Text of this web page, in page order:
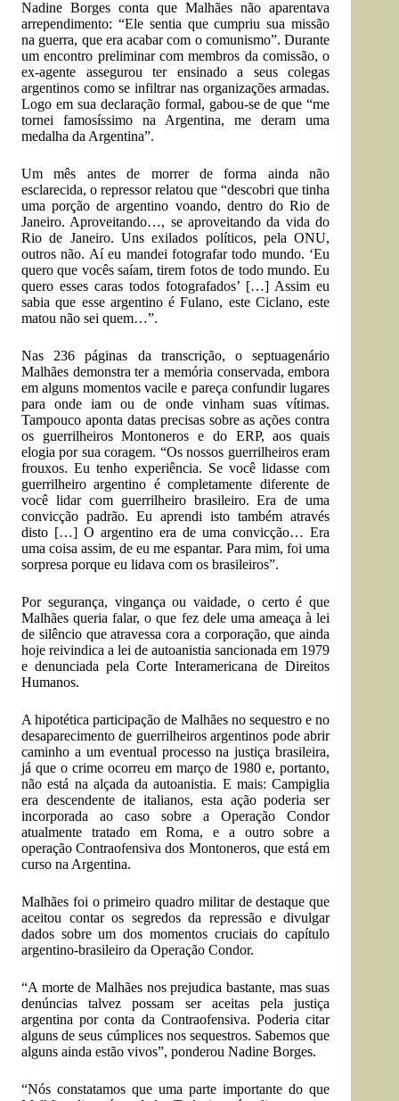
Nadine Borges conta que Malhães não aparentava
arrependimento: “Ele sentia que cumpriu sua missão
na guerra, que era acabar com o comunismo”. Durante
um encontro preliminar com membros da comissão, o
ex-agente assegurou ter ensinado a seus colegas
argentinos como se infiltrar nas organizações armadas.
Logo em sua declaração formal, gabou-se de que “me
tornei famosíssimo na Argentina, me deram uma
medalha da Argentina”.
Um mês antes de morrer de forma ainda não
esclarecida, o repressor relatou que “descobri que tinha
uma porção de argentino voando, dentro do Rio de
Janeiro. Aproveitando…, se aproveitando da vida do
Rio de Janeiro. Uns exilados políticos, pela ONU,
outros não. Aí eu mandei fotografar todo mundo. ‘Eu
quero que vocês saíam, tirem fotos de todo mundo. Eu
quero esses caras todos fotografados’ […] Assim eu
sabia que esse argentino é Fulano, este Ciclano, este
matou não sei quem…”.
Nas 236 páginas da transcrição, o septuagenário
Malhães demonstra ter a memória conservada, embora
em alguns momentos vacile e pareça confundir lugares
para onde iam ou de onde vinham suas vítimas.
Tampouco aponta datas precisas sobre as ações contra
os guerrilheiros Montoneros e do ERP, aos quais
elogia por sua coragem. “Os nossos guerrilheiros eram
frouxos. Eu tenho experiência. Se você lidasse com
guerrilheiro argentino é completamente diferente de
você lidar com guerrilheiro brasileiro. Era de uma
convicção padrão. Eu aprendi isto também através
disto […] O argentino era de uma convicção… Era
uma coisa assim, de eu me espantar. Para mim, foi uma
sorpresa porque eu lidava com os brasileiros”.
Por segurança, vingança ou vaidade, o certo é que
Malhães queria falar, o que fez dele uma ameaça à lei
de silêncio que atravessa cora a corporação, que ainda
hoje reivindica a lei de autoanistia sancionada em 1979
e denunciada pela Corte Interamericana de Direitos
Humanos.
A hipotética participação de Malhães no sequestro e no
desaparecimento de guerrilheiros argentinos pode abrir
caminho a um eventual processo na justiça brasileira,
já que o crime ocorreu em março de 1980 e, portanto,
não está na alçada da autoanistia. E mais: Campiglia
era descendente de italianos, esta ação poderia ser
incorporada ao caso sobre a Operação Condor
atualmente tratado em Roma, e a outro sobre a
operação Contraofensiva dos Montoneros, que está em
curso na Argentina.
Malhães foi o primeiro quadro militar de destaque que
aceitou contar os segredos da repressão e divulgar
dados sobre um dos momentos cruciais do capítulo
argentino-brasileiro da Operação Condor.
“A morte de Malhães nos prejudica bastante, mas suas
denúncias talvez possam ser aceitas pela justiça
argentina por conta da Contraofensiva. Poderia citar
alguns de seus cúmplices nos sequestros. Sabemos que
alguns ainda estão vivos”, ponderou Nadine Borges.
“Nós constatamos que uma parte importante do que